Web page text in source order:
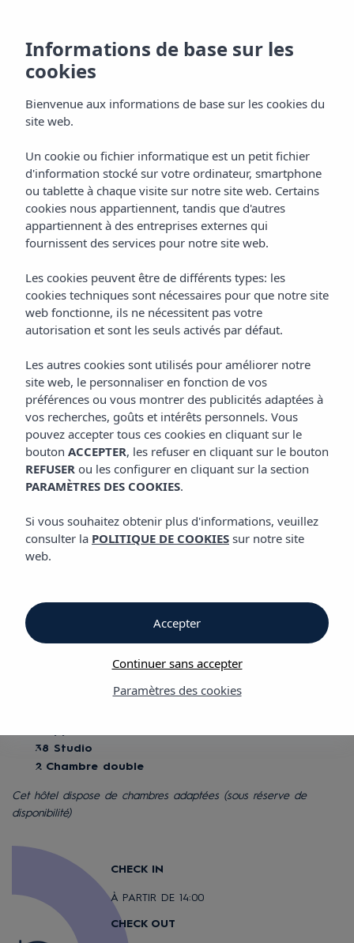
Appartements &
Studios
Appart'hôtel Vibra Club Maritim
Appart'hôtel Vibra Club Maritim
CHAMBRES
Chambres
Appart'hôtel Vibra Club Maritim
à tous les besoins
studios. Les studios et apartements sont équipés avec
climatisation, kitchenette avec réfrigérateur, TV par satellite,
salle de bain complète et balcon avec vue sur les jardins.
38 Studio
2 Chambre double
Cet hôtel dispose de chambres adaptées (sous réserve de
disponibilité)
CHECK IN
À PARTIR DE 14:00
CHECK OUT
Informations de base sur les
cookies
Bienvenue aux informations de base sur les cookies du
site web.
Un cookie ou fichier informatique est un petit fichier
d'information stocké sur votre ordinateur, smartphone
ou tablette à chaque visite sur notre site web. Certains
cookies nous appartiennent, tandis que d'autres
appartiennent à des entreprises externes qui
fournissent des services pour notre site web.
Les cookies peuvent être de différents types: les
cookies techniques sont nécessaires pour que notre site
web fonctionne, ils ne nécessitent pas votre
autorisation et sont les seuls activés par défaut.
Les autres cookies sont utilisés pour améliorer notre
site web, le personnaliser en fonction de vos
préférences ou vous montrer des publicités adaptées à
vos recherches, goûts et intérêts personnels. Vous
pouvez accepter tous ces cookies en cliquant sur le
bouton ACCEPTER, les refuser en cliquant sur le bouton
REFUSER ou les configurer en cliquant sur la section
PARAMÈTRES DES COOKIES.
Si vous souhaitez obtenir plus d'informations, veuillez
consulter la POLITIQUE DE COOKIES sur notre site
web.
Paramètres des cookies
Continuer sans accepter
Accepter